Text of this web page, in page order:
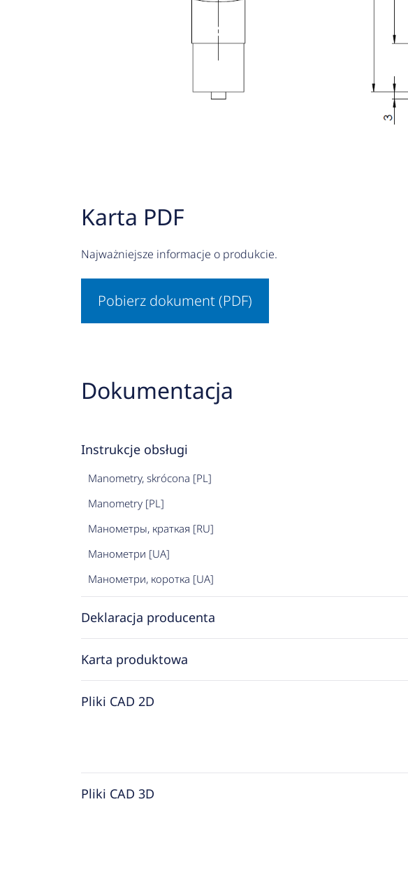
Karta PDF
Najważniejsze informacje o produkcie.
Pobierz dokument (PDF)
Dokumentacja
Instrukcje obsługi
Manometry, skrócona [PL]
Manometry [PL]
Манометры, краткая [RU]
Манометри [UA]
Манометри, коротка [UA]
Deklaracja producenta
Karta produktowa
Pliki CAD 2D
Pliki CAD 3D